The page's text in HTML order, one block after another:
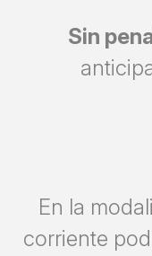
Sin
En la
corriente